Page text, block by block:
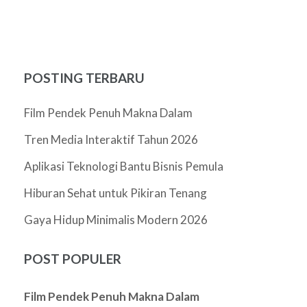
POSTING TERBARU
Film Pendek Penuh Makna Dalam
Tren Media Interaktif Tahun 2026
Aplikasi Teknologi Bantu Bisnis Pemula
Hiburan Sehat untuk Pikiran Tenang
Gaya Hidup Minimalis Modern 2026
POST POPULER
Film Pendek Penuh Makna Dalam